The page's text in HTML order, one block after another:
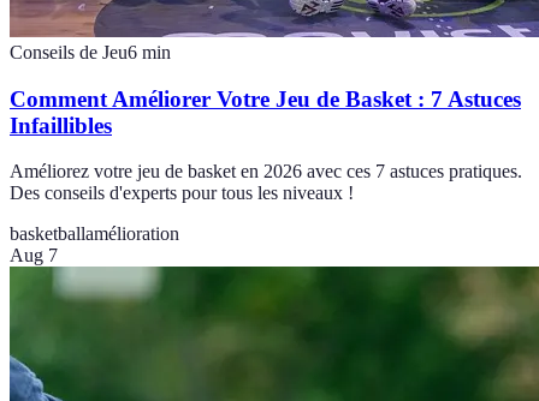
Conseils de Jeu6 min
Comment Améliorer Votre Jeu de Basket : 7 Astuces
Infaillibles
Améliorez votre jeu de basket en 2026 avec ces 7 astuces pratiques.
Des conseils d'experts pour tous les niveaux !
basketballamélioration
Aug 7